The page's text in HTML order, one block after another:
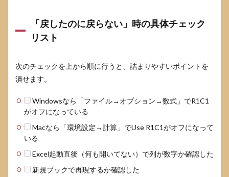
「戻したのに戻らない」時の具体チェック
リスト
次のチェックを上から順に行うと、詰まりやすいポイントを
潰せます。
Windowsなら「ファイル→オプション→数式」でR1C1
がオフになっている
Macなら「環境設定→計算」でUse R1C1がオフになって
いる
Excel起動直後（何も開いてない）で列が数字か確認した
新規ブックで再現するか確認した